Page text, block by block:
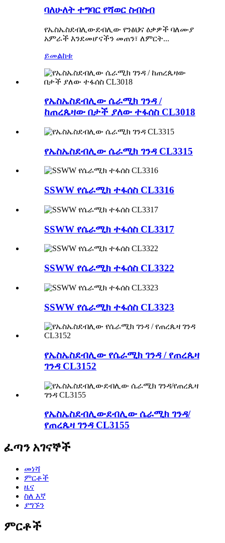
ባለሁለት ተግባር የሻወር ስብስብ
የኤስኤስደብሊውደብሊው የንፅህና ዕቃዎች ባለሙያ
አምራች እንደመሆናችን መጠን፣ ለምርት...
ይመልከቱ
የኤስኤስደብሊው ሴራሚክ ገንዳ /
ከጠረጴዛው በታች ያለው ተፋሰስ CL3018
የኤስኤስደብሊው ሴራሚክ ገንዳ CL3315
SSWW የሴራሚክ ተፋሰስ CL3316
SSWW የሴራሚክ ተፋሰስ CL3317
SSWW የሴራሚክ ተፋሰስ CL3322
SSWW የሴራሚክ ተፋሰስ CL3323
የኤስኤስደብሊው የሴራሚክ ገንዳ / የጠረጴዛ
ገንዳ CL3152
የኤስኤስደብሊውደብሊው ሴራሚክ ገንዳ/
የጠረጴዛ ገንዳ CL3155
ፈጣን አገናኞች
መነሻ
ምርቶች
ዜና
ስለ እኛ
ያግኙን
ምርቶች